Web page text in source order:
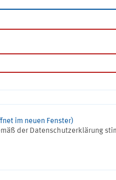
im neuen Fenster)
der Datenschutzerklärung